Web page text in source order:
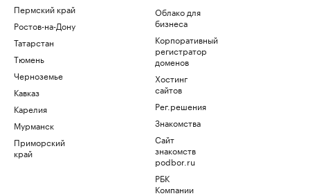
Пермский край
Ростов-на-Дону
Татарстан
Тюмень
Черноземье
Кавказ
Карелия
Мурманск
Приморский
край
Облако для
бизнеса
Корпоративный
регистратор
доменов
Хостинг
сайтов
Рег.решения
Знакомства
Сайт
знакомств
podbor.ru
РБК
Компании